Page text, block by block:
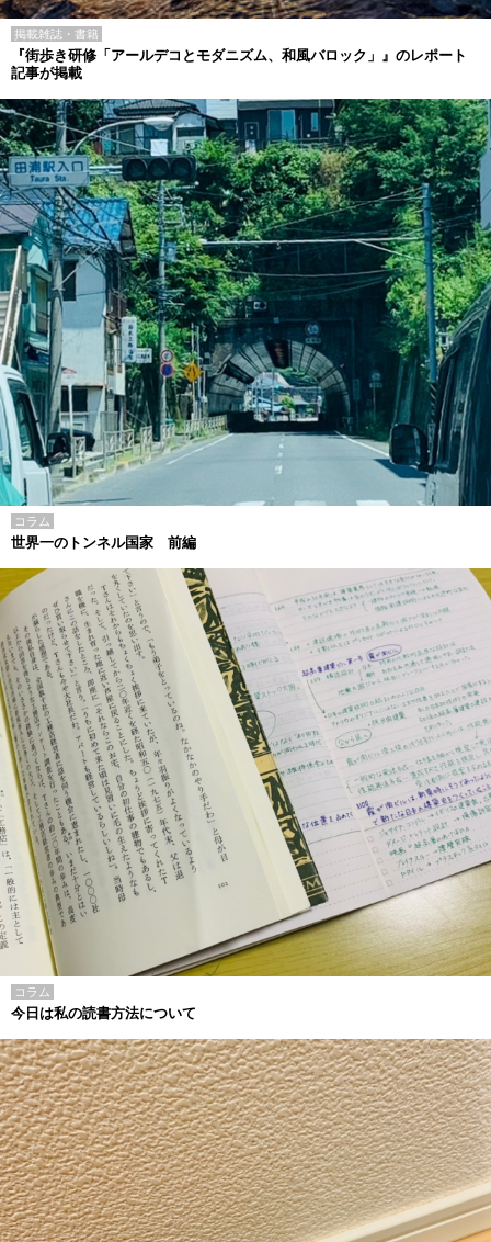
掲載雑誌・書籍
『街歩き研修「アールデコとモダニズム、和風バロック」』のレポート
記事が掲載
コラム
世界一のトンネル国家 前編
コラム
今日は私の読書方法について